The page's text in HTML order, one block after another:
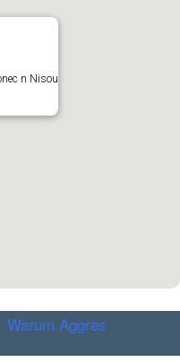
n Nisou
Aggressoren am